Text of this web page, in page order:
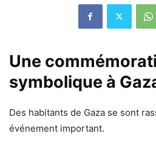
Une
symbolique à
Des habitants de Gaza se sont
événement important.